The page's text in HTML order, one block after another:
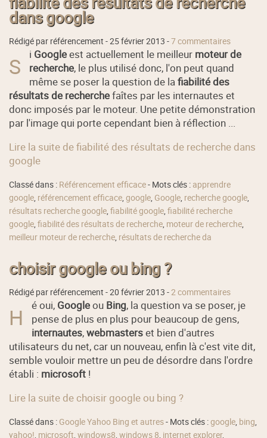
dans google
Rédigé par référencement -25 février 2013 -7 commentaires
S i Googleest actuellement le meilleur moteur de
recherche, le plus utilisé donc, l'on peut quand
même se poser la question de lafiabilité des
résultats de recherchefaîtes par les internautes et
donc imposés par le moteur. Une petite démonstration
par l'image qui porte cependant bien à réflection ...
Lire la suite de fiabilité des résultats de recherche dans
google
Classé dans : Référencement efficace- Mots clés : apprendre
google, référencement efficace,google, Google, recherche google,
résultats recherche google,fiabilité google,fiabilité recherche
google,fiabilité des résultats de recherche, moteur de recherche,
meilleur moteur de recherche, résultats de recherche da
choisir google ou bing ?
Rédigé par référencement -20 février 2013 -2 commentaires
H é oui, Googleou Bing, la question va se poser, je
pense de plus en plus pour beaucoup de gens,
internautes,webmasterset bien d'autres
utilisateurs du net, car un nouveau, enfin là c'est vite dit,
semble vouloir mettre un peu de désordre dans l'ordre
établi : microsoft !
Lire la suite de choisir google ou bing ?
Classé dans : Google Yahoo Bing et autres- Mots clés :google, bing,
yahoo!, microsoft,windows8,windows 8, internet explorer,